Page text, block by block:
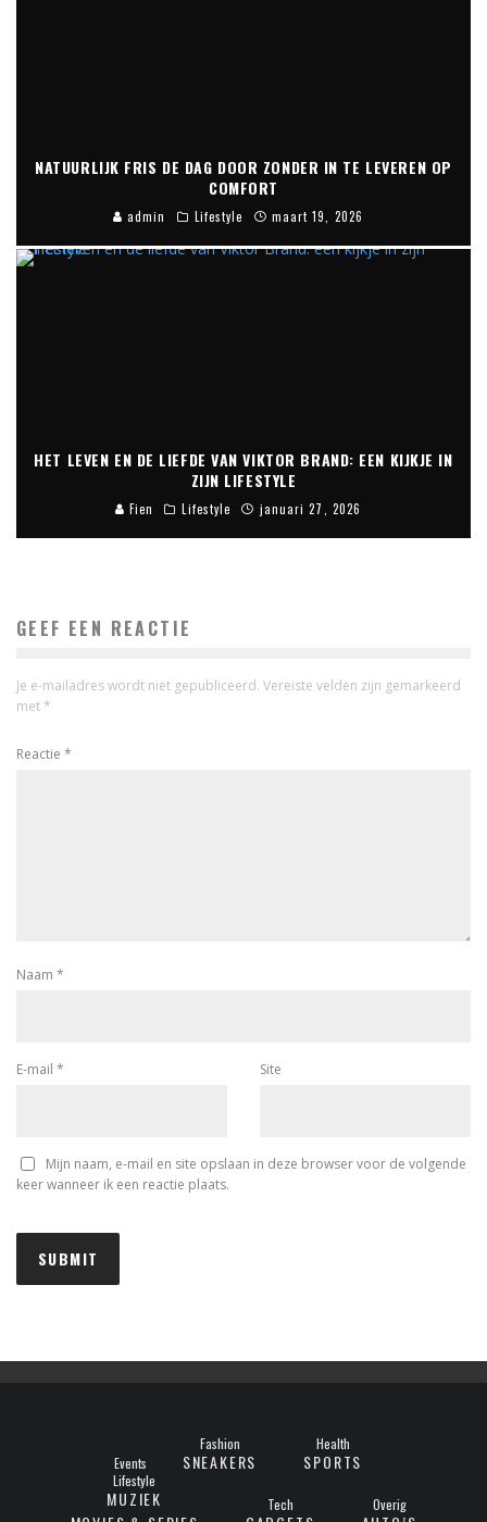
NATUURLIJK FRIS DE DAG DOOR ZONDER IN TE LEVEREN OP
COMFORT
admin Lifestyle maart 19, 2026
HET LEVEN EN DE LIEFDE VAN VIKTOR BRAND: EEN KIJKJE IN
ZIJN LIFESTYLE
Fien Lifestyle januari 27, 2026
GEEF EEN REACTIE
Je e-mailadres wordt niet gepubliceerd. Vereiste velden zijn gemarkeerd
met *
Reactie *
Naam *
E-mail * Site
Mijn naam, e-mail en site opslaan in deze browser voor de volgende
keer wanneer ik een reactie plaats.
Events
Fashion
SNEAKERS
Health
SPORTS
Lifestyle
MUZIEK
Tech Overig